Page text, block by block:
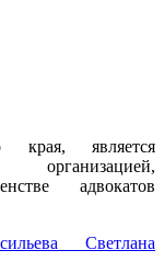
края, является
организацией,
адвокатов
Светлана